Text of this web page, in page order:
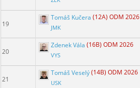
19
Tomáš Kučera (12A) ODM 2026
JMK
20
Zdenek Vála (16B) ODM 2026
VYS
21
Tomáš Veselý(14B) ODM 2026
USK